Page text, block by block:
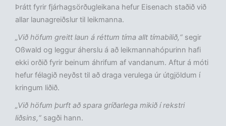
Þrátt fyrir fjárhagsörðugleikana hefur Eisenach staðið við
allar launagreiðslur til leikmanna.
„Við höfum greitt laun á réttum tíma allt tímabilið,“ segir
Oßwald og leggur áherslu á að leikmannahópurinn hafi
ekki orðið fyrir beinum áhrifum af vandanum. Aftur á móti
hefur félagið neyðst til að draga verulega úr útgjöldum í
kringum liðið.
„Við höfum þurft að spara gríðarlega mikið í rekstri
liðsins,“ sagði hann.